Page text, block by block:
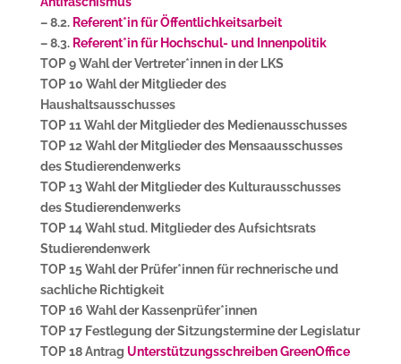
– 8.2. Referent*in für Öffentlichkeitsarbeit
– 8.3. Referent*in für Hochschul- und Innenpolitik
TOP 9 Wahl der Vertreter*innen in der LKS
TOP 10 Wahl der Mitglieder des
Haushaltsausschusses
TOP 11 Wahl der Mitglieder des Medienausschusses
TOP 12 Wahl der Mitglieder des Mensaausschusses
des Studierendenwerks
TOP 13 Wahl der Mitglieder des Kulturausschusses
des Studierendenwerks
TOP 14 Wahl stud. Mitglieder des Aufsichtsrats
Studierendenwerk
TOP 15 Wahl der Prüfer*innen für rechnerische und
sachliche Richtigkeit
TOP 16 Wahl der Kassenprüfer*innen
TOP 17 Festlegung der Sitzungstermine der Legislatur
TOP 18 Antrag Unterstützungsschreiben GreenOffice